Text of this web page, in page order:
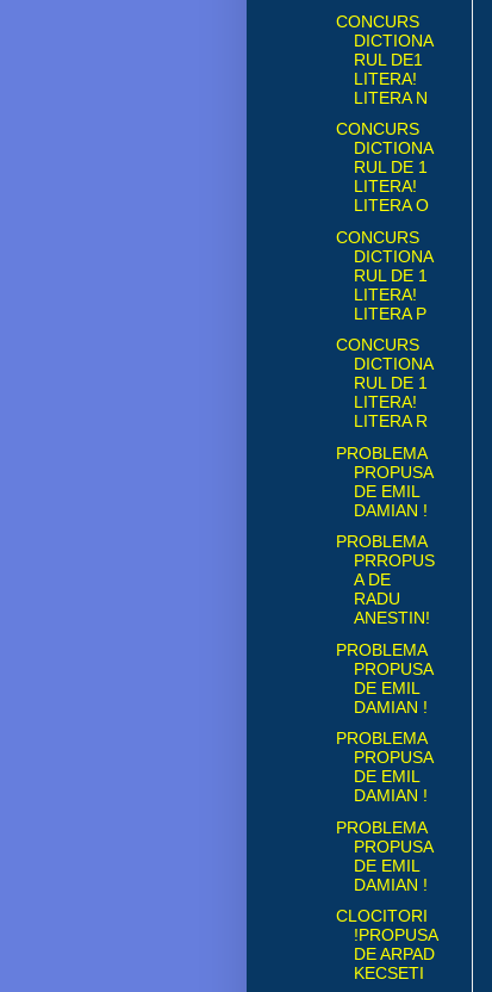
CONCURS
DICTIONA
RUL DE1
LITERA!
LITERA N
CONCURS
DICTIONA
RUL DE 1
LITERA!
LITERA O
CONCURS
DICTIONA
RUL DE 1
LITERA!
LITERA P
CONCURS
DICTIONA
RUL DE 1
LITERA!
LITERA R
PROBLEMA
PROPUSA
DE EMIL
DAMIAN !
PROBLEMA
PRROPUS
A DE
RADU
ANESTIN!
PROBLEMA
PROPUSA
DE EMIL
DAMIAN !
PROBLEMA
PROPUSA
DE EMIL
DAMIAN !
PROBLEMA
PROPUSA
DE EMIL
DAMIAN !
CLOCITORI
!PROPUSA
DE ARPAD
KECSETI